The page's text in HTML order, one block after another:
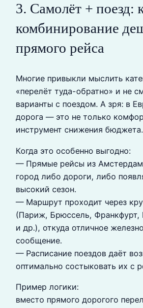
3. Самолёт + поезд:
комбинирование
прямого рейса
Многие привыкли мыслить
«перелёт туда-обратно» и не
варианты с поездом. А зря: в
дорога — это не только
инструмент снижения бюджета.
Когда это особенно выгодно:
— Прямые рейсы из
город либо дороги, либо
высокий сезон.
— Маршрут проходит через
(Париж, Брюссель,
и др.), откуда отличное
сообщение.
— Расписание поездов даёт
оптимально состыковать их с
Пример логики:
вместо прямого дорогого